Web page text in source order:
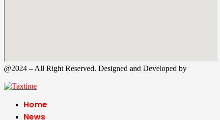
@2024 – All Right Reserved. Designed and Developed by
Home
News